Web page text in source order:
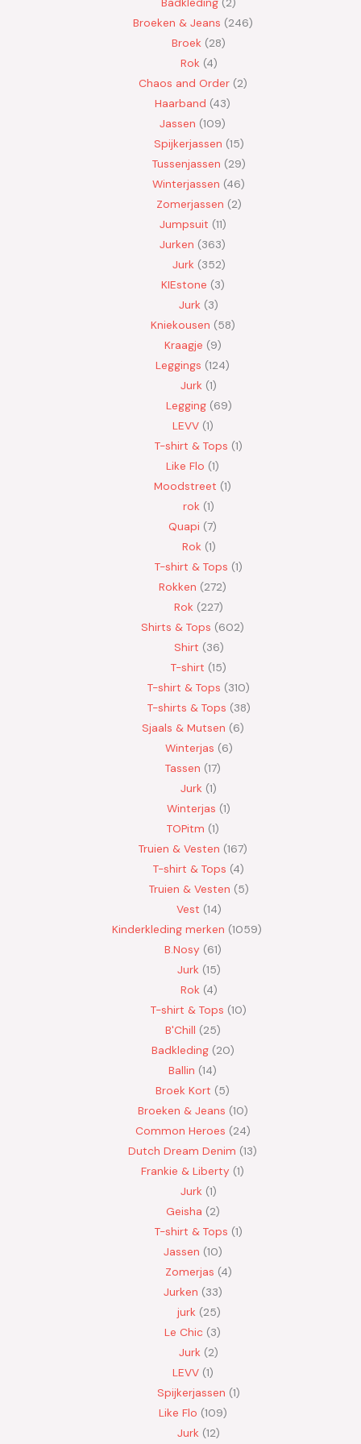
Broeken & Jeans 246
Broek 28
Rok 4
Chaos and Order 2
Haarband 43
Jassen 109
Spijkerjassen 15
Tussenjassen 29
Winterjassen 46
Zomerjassen 2
Jumpsuit 11
Jurken 363
Jurk 352
KIEstone 3
Jurk 3
Kniekousen 58
Kraagje 9
Leggings 124
Jurk 1
Legging 69
LEVV 1
T-shirt & Tops 1
Like Flo 1
Moodstreet 1
rok 1
Quapi 7
Rok 1
T-shirt & Tops 1
Rokken 272
Rok 227
Shirts & Tops 602
Shirt 36
T-shirt 15
T-shirt & Tops 310
T-shirts & Tops 38
Sjaals & Mutsen 6
Winterjas 6
Tassen 17
Jurk 1
Winterjas 1
TOPitm 1
Truien & Vesten 167
T-shirt & Tops 4
Truien & Vesten 5
Vest 14
Kinderkleding merken 1059
B.Nosy 61
Jurk 15
Rok 4
T-shirt & Tops 10
B'Chill 25
Badkleding 20
Ballin 14
Broek Kort 5
Broeken & Jeans 10
Common Heroes 24
Dutch Dream Denim 13
Frankie & Liberty 1
Jurk 1
Geisha 2
T-shirt & Tops 1
Jassen 10
Zomerjas 4
Jurken 33
jurk 25
Le Chic 3
Jurk 2
LEVV 1
Spijkerjassen 1
Like Flo 109
Jurk 12